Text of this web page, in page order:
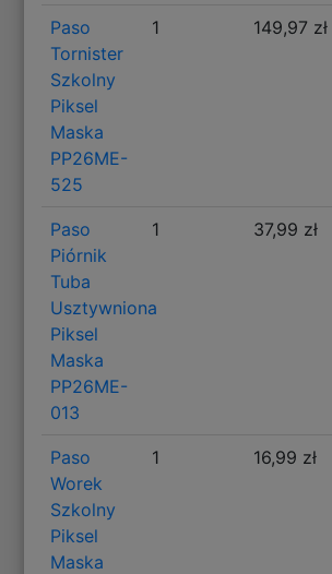
Paso
Tornister
Szkolny
Piksel
Maska
PP26ME-
525
1 149,97 zł
Paso
Piórnik
Tuba
Usztywniona
Piksel
Maska
PP26ME-
013
1 37,99 zł
Paso
Worek
Szkolny
Piksel
Maska
1 16,99 zł